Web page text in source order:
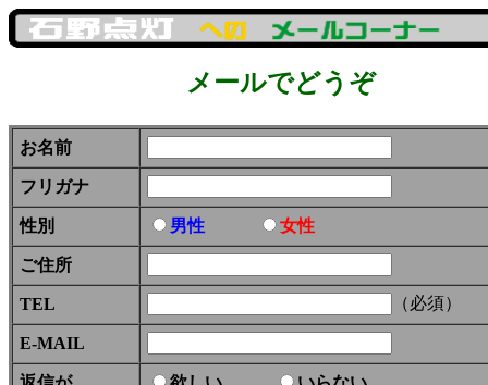
メールでどうぞ
お名前
フリガナ
性別 男性 女性
ご住所
TEL （必須）
E-MAIL